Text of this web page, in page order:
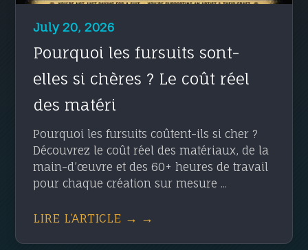
July 20, 2026
Pourquoi les fursuits sont-
elles si chères ? Le coût réel
des matéri
Pourquoi les fursuits coûtent-ils si cher ?
Découvrez le coût réel des matériaux, de la
main-d’œuvre et des 60+ heures de travail
pour chaque création sur mesure ...
LIRE L’ARTICLE → →